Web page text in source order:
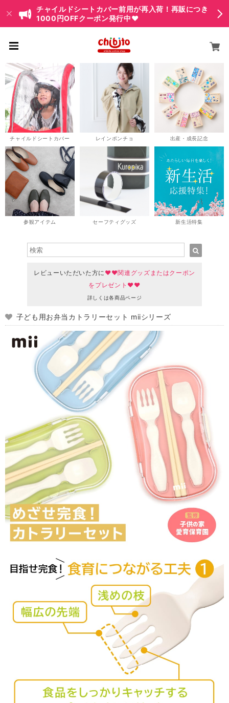
チャイルドシートカバー前用が再入荷！再販につき
1000円OFFクーポン発行中♥
チャイルドシートカバー レインポンチョ 出産・成長記念
参観アイテム セーフティグッズ 新生活特集
レビューいただいた方に ♥♥関連グッズまたはクーポン
をプレゼント♥♥
詳しくは各商品ページ
子ども用お弁当カトラリーセット miiシリーズ